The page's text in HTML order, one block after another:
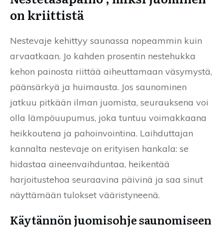
on kriittistä
Nestevaje kehittyy saunassa nopeammin kuin
arvaatkaan. Jo kahden prosentin nestehukka
kehon painosta riittää aiheuttamaan väsymystä,
päänsärkyä ja huimausta. Jos saunominen
jatkuu pitkään ilman juomista, seurauksena voi
olla lämpöuupumus, joka tuntuu voimakkaana
heikkoutena ja pahoinvointina. Laihduttajan
kannalta nestevaje on erityisen hankala: se
hidastaa aineenvaihduntaa, heikentää
harjoitustehoa seuraavina päivinä ja saa sinut
näyttämään tulokset vääristyneenä.
Käytännön juomisohje saunomiseen